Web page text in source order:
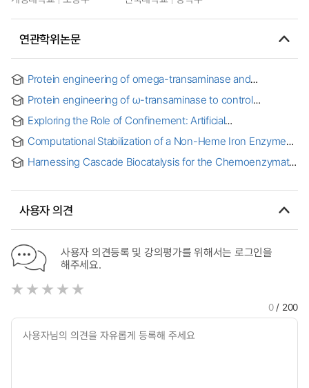
연관학위논문
Protein engineering of omega-transaminase and
Protein engineering of ω-transaminase to control
Exploring the Role of Confinement: Artificial
Computational Stabilization of a Non-Heme Iron Enzyme
Harnessing Cascade Biocatalysis for the Chemoenzymatic
Further Exploration into their Biosynthesis
사용자 의견
사용자 의견등록 및 강의평가를 위해서는 로그인을
해주세요.
0/ 200